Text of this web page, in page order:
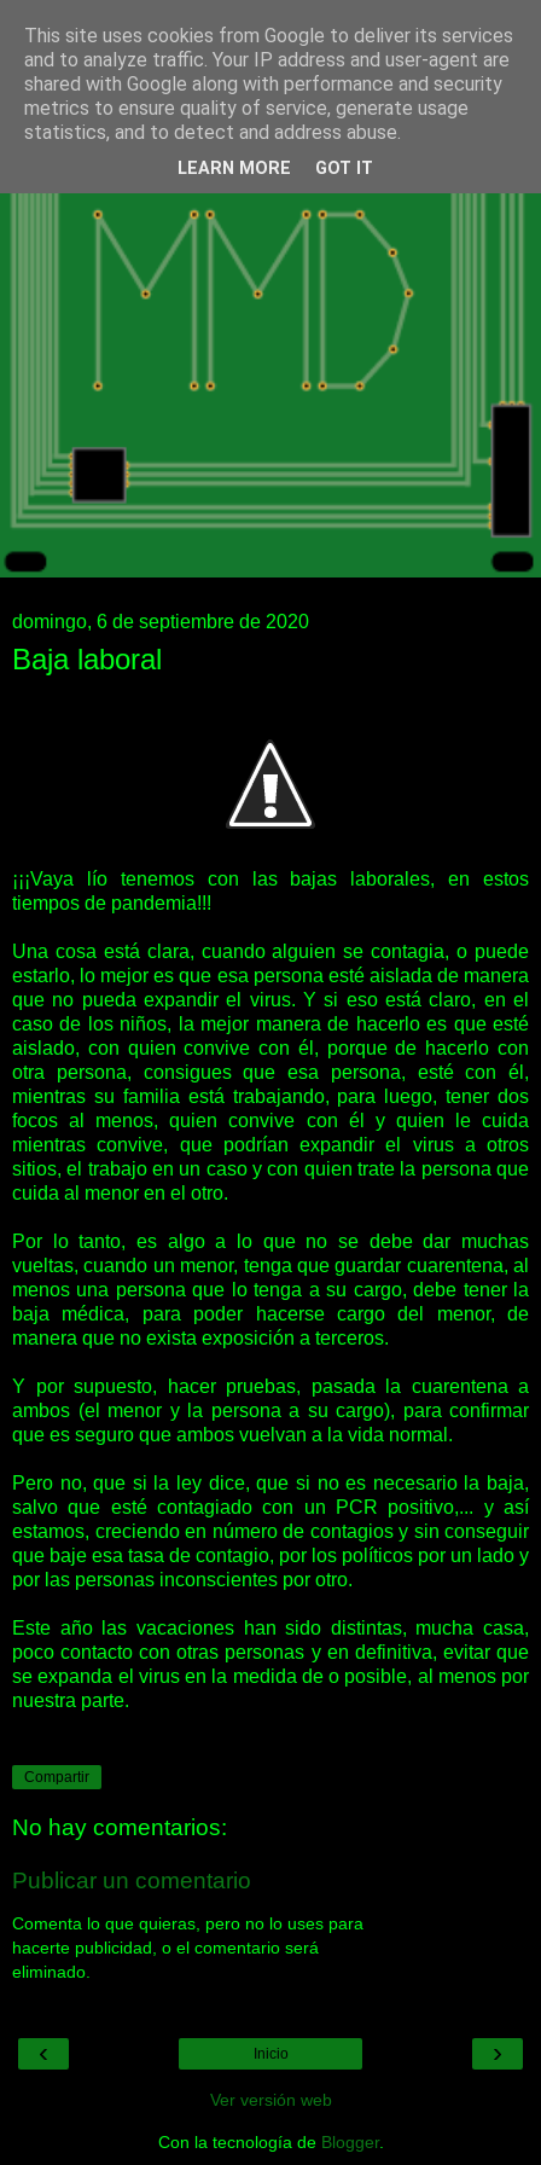
domingo, 6 de septiembre de 2020
Baja laboral
¡¡¡Vaya lío tenemos con las bajas laborales, en estos
tiempos de pandemia!!!
Una cosa está clara, cuando alguien se contagia, o puede
estarlo, lo mejor es que esa persona esté aislada de manera
que no pueda expandir el virus. Y si eso está claro, en el
caso de los niños, la mejor manera de hacerlo es que esté
aislado, con quien convive con él, porque de hacerlo con
otra persona, consigues que esa persona, esté con él,
mientras su familia está trabajando, para luego, tener dos
focos al menos, quien convive con él y quien le cuida
mientras convive, que podrían expandir el virus a otros
sitios, el trabajo en un caso y con quien trate la persona que
cuida al menor en el otro.
Por lo tanto, es algo a lo que no se debe dar muchas
vueltas, cuando un menor, tenga que guardar cuarentena, al
menos una persona que lo tenga a su cargo, debe tener la
baja médica, para poder hacerse cargo del menor, de
manera que no exista exposición a terceros.
Y por supuesto, hacer pruebas, pasada la cuarentena a
ambos (el menor y la persona a su cargo), para confirmar
que es seguro que ambos vuelvan a la vida normal.
Pero no, que si la ley dice, que si no es necesario la baja,
salvo que esté contagiado con un PCR positivo,... y así
estamos, creciendo en número de contagios y sin conseguir
que baje esa tasa de contagio, por los políticos por un lado y
por las personas inconscientes por otro.
Este año las vacaciones han sido distintas, mucha casa,
poco contacto con otras personas y en definitiva, evitar que
se expanda el virus en la medida de o posible, al menos por
nuestra parte.
Compartir
No hay comentarios:
Publicar un comentario
Comenta lo que quieras, pero no lo uses para
hacerte publicidad, o el comentario será
eliminado.
‹ ›
Inicio
Ver versión web
Con la tecnología de Blogger.
This site uses cookies from Google to deliver its services
and to analyze traffic. Your IP address and user-agent are
shared with Google along with performance and security
metrics to ensure quality of service, generate usage
statistics, and to detect and address abuse.
LEARN MORE GOT IT